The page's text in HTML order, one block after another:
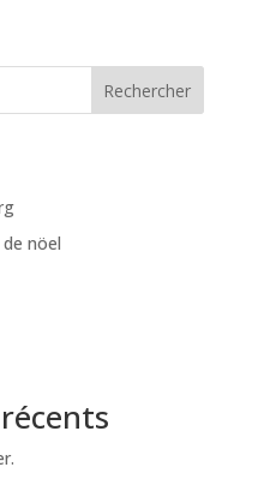
Rechercher
nöel